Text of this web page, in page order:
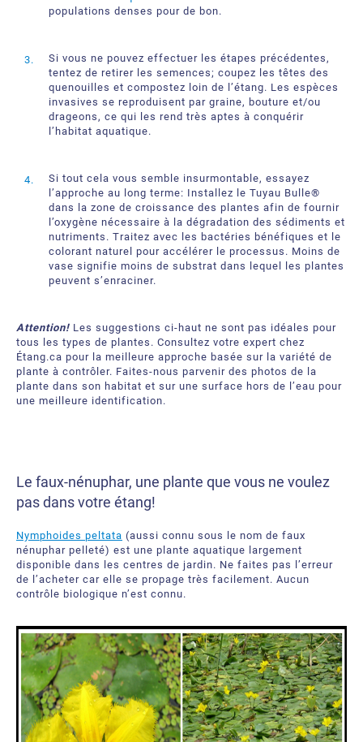
populations denses pour de bon.
Si vous ne pouvez effectuer les étapes précédentes,
tentez de retirer les semences; coupez les têtes des
quenouilles et compostez loin de l’étang. Les espèces
invasives se reproduisent par graine, bouture et/ou
drageons, ce qui les rend très aptes à conquérir
l’habitat aquatique.
Si tout cela vous semble insurmontable, essayez
l’approche au long terme: Installez le Tuyau Bulle®
dans la zone de croissance des plantes afin de fournir
l’oxygène nécessaire à la dégradation des sédiments et
nutriments. Traitez avec les bactéries bénéfiques et le
colorant naturel pour accélérer le processus. Moins de
vase signifie moins de substrat dans lequel les plantes
peuvent s’enraciner.
Attention! Les suggestions ci-haut ne sont pas idéales pour
tous les types de plantes. Consultez votre expert chez
Étang.ca pour la meilleure approche basée sur la variété de
plante à contrôler. Faites-nous parvenir des photos de la
plante dans son habitat et sur une surface hors de l’eau pour
une meilleure identification.
Le faux-nénuphar, une plante que vous ne voulez
pas dans votre étang!
Nymphoides peltata (aussi connu sous le nom de faux
nénuphar pelleté) est une plante aquatique largement
disponible dans les centres de jardin. Ne faites pas l’erreur
de l’acheter car elle se propage très facilement. Aucun
contrôle biologique n’est connu.